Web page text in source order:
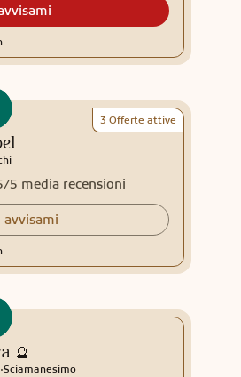
3 Offerte attive
5 media recensioni
avvisami
🔮
.Sciamanesimo